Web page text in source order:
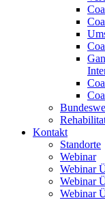
Kontakt
Standorte
Webinar
Webinar
Webinar
Webinar